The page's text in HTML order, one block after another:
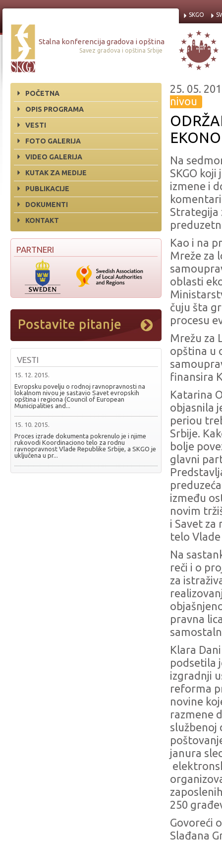
Stalna konferencija gradova i opština
Savez gradova i opština Srbije
SKGO
POČETNA
OPIS PROGRAMA
VESTI
FOTO GALERIJA
VIDEO GALERIJA
KUTAK ZA MEDIJE
PUBLIKACIJE
DOKUMENTI
KONTAKT
PARTNERI
VESTI
15. 12. 2015.
Evropsku povelju o rodnoj ravnopravnosti na
lokalnom nivou je sastavio Savet evropskih
opština i regiona (Council of European
Municipalities and...
15. 10. 2015.
Proces izrade dokumenta pokrenulo je i njime
rukovodi Koordinaciono telo za rodnu
ravnopravnost Vlade Republike Srbije, a SKGO je
uključena u pr...
25. 05.
nivou
Na
SKGO
izmene i
Strategija
Kao i na
Mreže za
oblasti
čuju šta
procesu
Mrežu za
opština u
finansira
Katarina
objasnila
periou
Srbije.
bolje
glavni
između
novim
i Savet za
telo
Na
reči i o
za
pravna
Klara
podsetila
izgradnji
reforma
novine
razmene
službenoj
janura
250
Govoreći
Slađana